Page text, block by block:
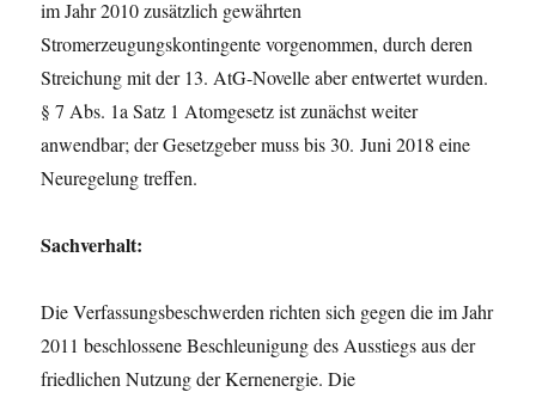
im Jahr 2010 zusätzlich gewährten
Stromerzeugungskontingente vorgenommen, durch deren
Streichung mit der 13. AtG-Novelle aber entwertet wurden.
§ 7 Abs. 1a Satz 1 Atomgesetz ist zunächst weiter
anwendbar; der Gesetzgeber muss bis 30. Juni 2018 eine
Neuregelung treffen.
Sachverhalt:
Die Verfassungsbeschwerden richten sich gegen die im Jahr
2011 beschlossene Beschleunigung des Ausstiegs aus der
friedlichen Nutzung der Kernenergie. Die